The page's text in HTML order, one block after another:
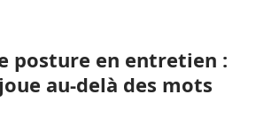
posture en entretien :
au-delà des mots